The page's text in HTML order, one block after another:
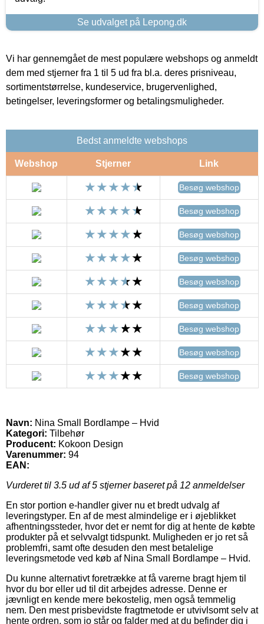
Se udvalget på Lepong.dk
Vi har gennemgået de mest populære webshops og anmeldt
dem med stjerner fra 1 til 5 ud fra bl.a. deres prisniveau,
sortimentstørrelse, kundeservice, brugervenlighed,
betingelser, leveringsformer og betalingsmuligheder.
Bedst anmeldte webshops
Webshop Stjerner Link
Besøg webshop
Besøg webshop
Besøg webshop
Besøg webshop
Besøg webshop
Besøg webshop
Besøg webshop
Besøg webshop
Besøg webshop
Navn: Nina Small Bordlampe – Hvid
Kategori: Tilbehør
Producent: Kokoon Design
Varenummer: 94
EAN:
Vurderet til 3.5 ud af 5 stjerner baseret på 12 anmeldelser
En stor portion e-handler giver nu et bredt udvalg af
leveringstyper. En af de mest almindelige er i øjeblikket
afhentningssteder, hvor det er nemt for dig at hente de købte
produkter på et selvvalgt tidspunkt. Muligheden er jo ret så
problemfri, samt ofte desuden den mest betalelige
leveringsmetode ved køb af Nina Small Bordlampe – Hvid.
Du kunne alternativt foretrække at få varerne bragt hjem til
hvor du bor eller ud til dit arbejdes adresse. Denne er
jævnligt en kende mere bekostelig, men også temmelig
nem. Den mest prisbevidste fragtmetode er utvivlsomt selv at
hente ordren, som jo står og falder med at du befinder dig i